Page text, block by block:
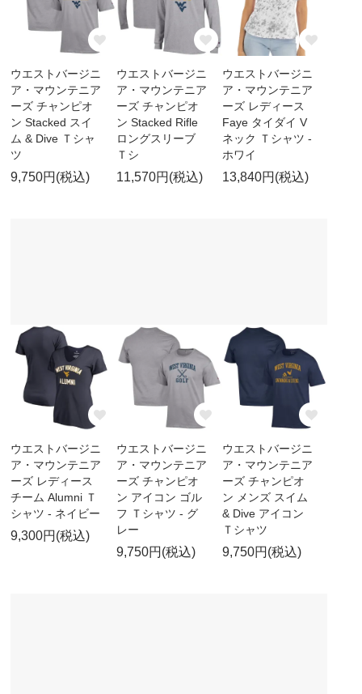
ウエストバージニ
ア・マウンテニア
ーズ チャンピオ
ン Stacked スイ
ム & Dive Ｔシャ
ツ
9,750円(税込)
ウエストバージニ
ア・マウンテニア
ーズ チャンピオ
ン Stacked Rifle
ロングスリーブ
Ｔシ
11,570円(税込)
ウエストバージニ
ア・マウンテニア
ーズ レディース
Faye タイダイ V
ネック Ｔシャツ -
ホワイ
13,840円(税込)
ウエストバージニ
ア・マウンテニア
ーズ レディース
チーム Alumni Ｔ
シャツ - ネイビー
9,300円(税込)
ウエストバージニ
ア・マウンテニア
ーズ チャンピオ
ン アイコン ゴル
フ Ｔシャツ - グ
レー
9,750円(税込)
ウエストバージニ
ア・マウンテニア
ーズ チャンピオ
ン メンズ スイム
& Dive アイコン
Ｔシャツ
9,750円(税込)